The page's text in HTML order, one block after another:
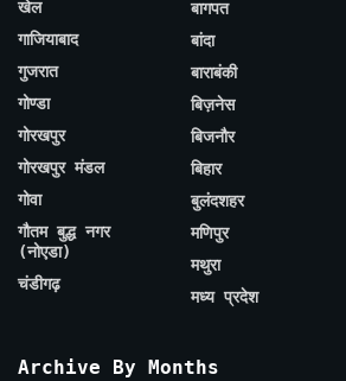
खेल
गाजियाबाद
गुजरात
गोण्डा
गोरखपुर
गोरखपुर मंडल
गोवा
गौतम बुद्ध नगर
(नोएडा)
चंडीगढ़
बागपत
बांदा
बाराबंकी
बिज़नेस
बिजनौर
बिहार
बुलंदशहर
मणिपुर
मथुरा
मध्य प्रदेश
Archive By Months